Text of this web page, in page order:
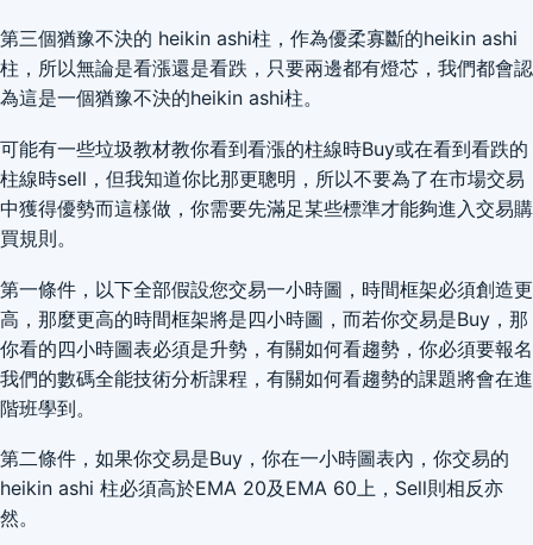
第三個猶豫不決的 heikin ashi柱，作為優柔寡斷的heikin ashi
柱，所以無論是看漲還是看跌，只要兩邊都有燈芯，我們都會認
為這是一個猶豫不決的heikin ashi柱。
可能有一些垃圾教材教你看到看漲的柱線時Buy或在看到看跌的
柱線時sell，但我知道你比那更聰明，所以不要為了在市場交易
中獲得優勢而這樣做，你需要先滿足某些標準才能夠進入交易購
買規則。
第一條件，以下全部假設您交易一小時圖，時間框架必須創造更
高，那麼更高的時間框架將是四小時圖，而若你交易是Buy，那
你看的四小時圖表必須是升勢，有關如何看趨勢，你必須要報名
我們的數碼全能技術分析課程，有關如何看趨勢的課題將會在進
階班學到。
第二條件，如果你交易是Buy，你在一小時圖表內，你交易的
heikin ashi 柱必須高於EMA 20及EMA 60上，Sell則相反亦
然。